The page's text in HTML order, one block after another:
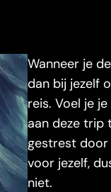
Wanneer je
dan bij jezelf
reis. Voel je
aan deze trip
gestrest door
voor jezelf,
niet.